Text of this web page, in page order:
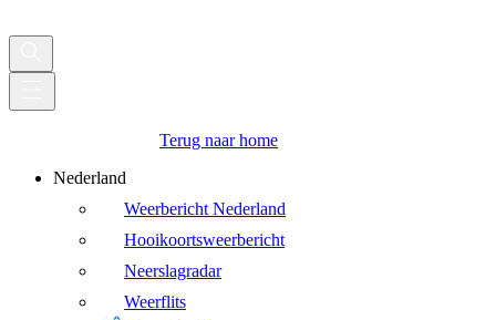
Terug naar home
Nederland
Weerbericht Nederland
Hooikoortsweerbericht
Neerslagradar
Weerflits